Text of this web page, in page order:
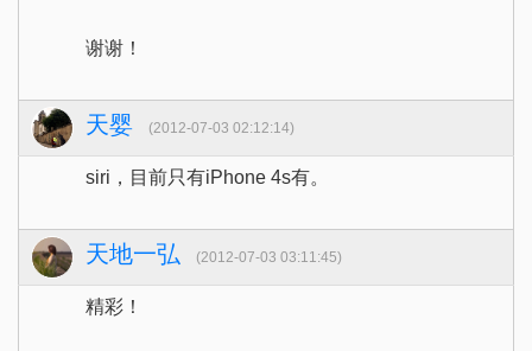
谢谢！
天婴 (2012-07-03 02:12:14)
siri，目前只有iPhone 4s有。
天地一弘 (2012-07-03 03:11:45)
精彩！